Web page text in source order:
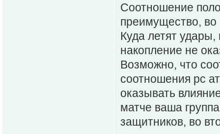
Соотношение
преимущество,
Куда летят удары,
накопление не
Возможно, что
соотношения рс
оказывать
матче ваша
защитников, во